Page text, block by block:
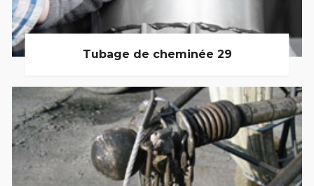
Tubage de cheminée 29